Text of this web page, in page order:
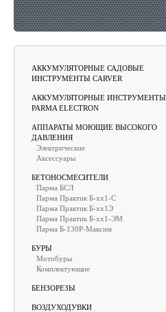
АККУМУЛЯТОРНЫЕ САДОВЫЕ
ИНСТРУМЕНТЫ CARVER
АККУМУЛЯТОРНЫЕ ИНСТРУМЕНТЫ
PARMA ELECTRON
АППАРАТЫ МОЮЩИЕ ВЫСОКОГО
ДАВЛЕНИЯ
Электрические
Аксессуары
БЕТОНОСМЕСИТЕЛИ
Парма БСЛ
Парма Практик Б-хх1-С
Парма Практик Б-хх1Э
Парма Практик Б-хх1-ЭМ
Парма Б-130Р-Максим
БУРЫ
Мотобуры
Комплектующие
БЕНЗОРЕЗЫ
ВОЗДУХОДУВКИ